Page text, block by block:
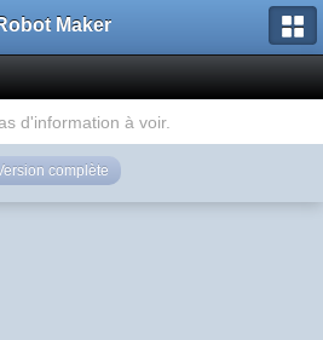
Maker
d'information à voir.
complète